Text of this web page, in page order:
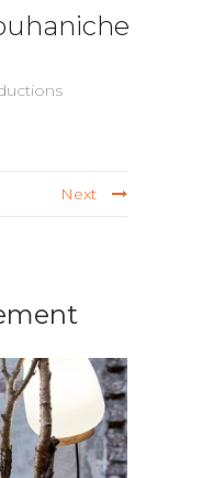
Next